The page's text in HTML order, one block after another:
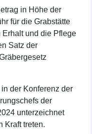
in Höhe der
für die Grabstätte
und die Pflege
Satz der
der Konferenz der
der
unterzeichnet
Kraft treten.